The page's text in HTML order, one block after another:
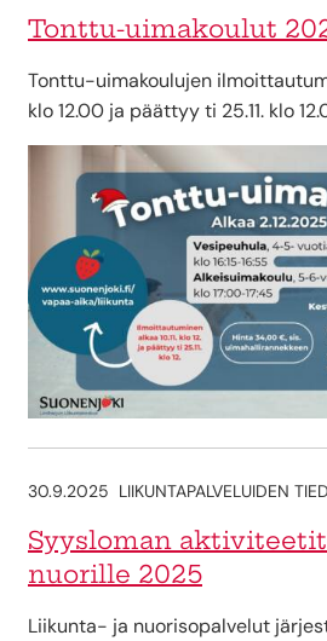
Tonttu-uimakoulut
Tonttu-uimakoulujen
klo 12.00 ja päättyy ti 25.11. klo
30.9.2025 LIIKUNTAPALVELUIDEN
Syysloman
nuorille 2025
Liikunta- ja nuorisopalvelut